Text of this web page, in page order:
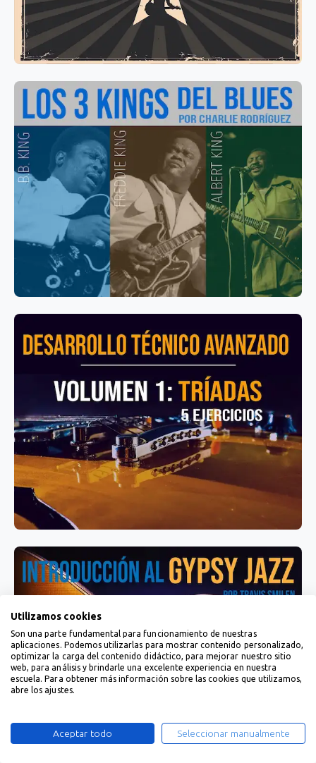
Utilizamos cookies
Son una parte fundamental para funcionamiento de nuestras
aplicaciones. Podemos utilizarlas para mostrar contenido personalizado,
optimizar la carga del contenido didáctico, para mejorar nuestro sitio
web, para análisis y brindarle una excelente experiencia en nuestra
escuela. Para obtener más información sobre las cookies que utilizamos,
abre los ajustes.
Aceptar todo Seleccionar manualmente